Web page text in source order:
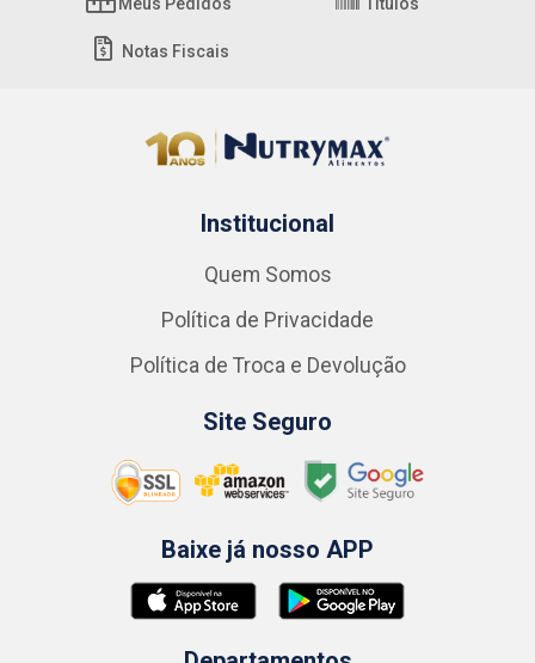
Notas Fiscais
Institucional
Quem Somos
Política de Privacidade
Política de Troca e Devolução
Site Seguro
Baixe já nosso APP